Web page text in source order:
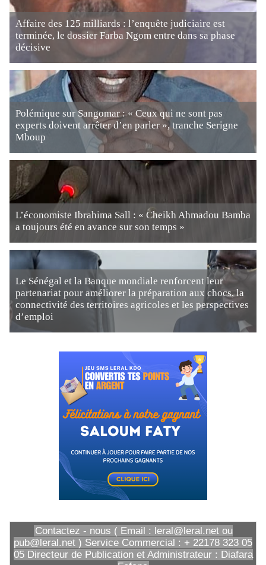
Affaire des 125 milliards : l’enquête judiciaire est
terminée, le dossier Farba Ngom entre dans sa phase
décisive
Polémique sur Sangomar : « Ceux qui ne sont pas
experts doivent arrêter d’en parler », tranche Serigne
Mboup
L’économiste Ibrahima Sall : « Cheikh Ahmadou Bamba
a toujours été en avance sur son temps »
Le Sénégal et la Banque mondiale renforcent leur
partenariat pour améliorer la préparation aux chocs, la
connectivité des territoires agricoles et les perspectives
d’emploi
Contactez - nous ( Email : leral@leral.net ou
pub@leral.net ) Service Commercial : + 22178 323 05
05 Directeur de Publication et Administrateur : Diafara